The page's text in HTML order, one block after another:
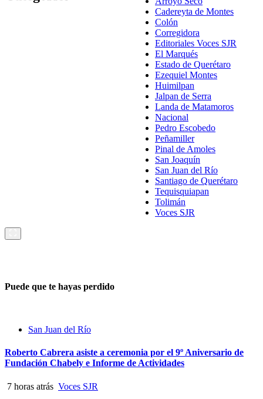
Cadereyta de Montes
Colón
Corregidora
Editoriales Voces SJR
El Marqués
Estado de Querétaro
Ezequiel Montes
Huimilpan
Jalpan de Serra
Landa de Matamoros
Nacional
Pedro Escobedo
Peñamiller
Pinal de Amoles
San Joaquín
San Juan del Río
Santiago de Querétaro
Tequisquiapan
Tolimán
Voces SJR
Puede que te hayas perdido
San Juan del Río
Roberto Cabrera asiste a ceremonia por el 9º Aniversario de
Fundación Chabely e Informe de Actividades
7 horas atrás Voces SJR